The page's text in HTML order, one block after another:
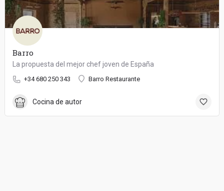
Barro
La propuesta del mejor chef joven de España
+34 680 250 343 Barro Restaurante
Cocina de autor